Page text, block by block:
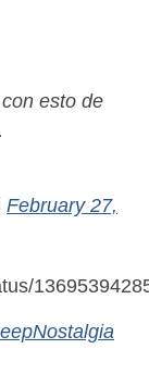
esto de
February 27,